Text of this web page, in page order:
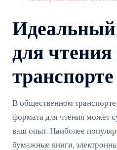
для чтения
транспорте
В общественном
формата для чтения может
ваш опыт. Наиболее
бумажные книги,